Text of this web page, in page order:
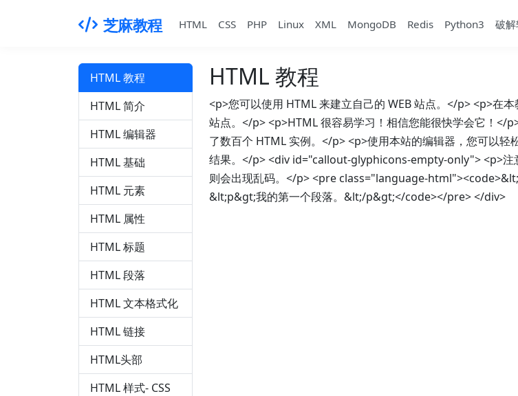
芝麻教程 HTML CSS PHP Linux XML MongoDB Redis Python3 破
HTML 教程
HTML 简介
HTML 编辑器
HTML 基础
HTML 元素
HTML 属性
HTML 标题
HTML 段落
HTML 文本格式化
HTML 链接
HTML头部
HTML 样式- CSS
HTML 教程
<p>您可以使用 HTML 来建立自己的 WEB 站点。</p> <p>在
站点。</p> <p>HTML 很容易学习！相信您能很快学会它！</
了数百个 HTML 实例。</p> <p>使用本站的编辑器，您可以轻
结果。</p> <div id="callout-glyphicons-empty-only"> <p>注
则会出现乱码。</p> <pre class="language-
&lt;p&gt;我的第一个段落。&lt;/p&gt;</code></pre> </div>